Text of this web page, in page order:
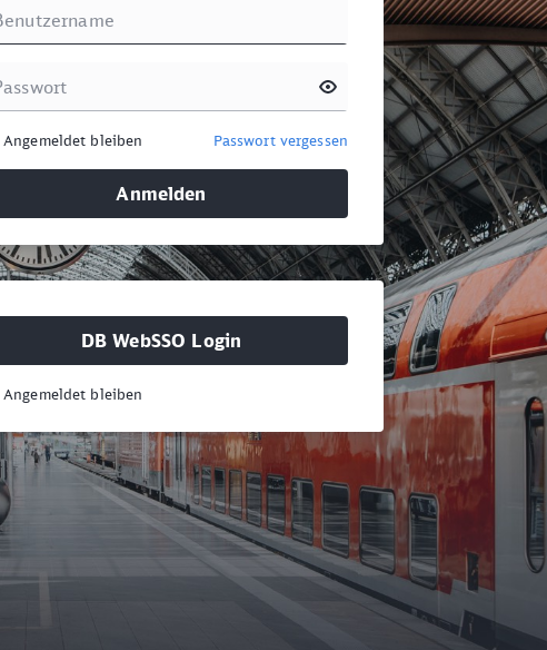
Angemeldet bleiben Passwort vergessen
Anmelden
DB WebSSO Login
Angemeldet bleiben